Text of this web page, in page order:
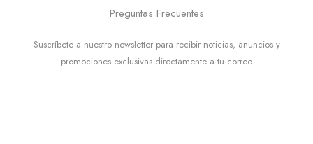
Preguntas Frecuentes
Suscríbete a nuestro newsletter para recibir noticias, anuncios y
promociones exclusivas directamente a tu correo